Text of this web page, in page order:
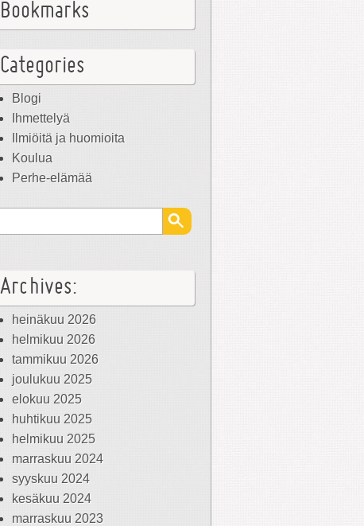
Bookmarks
Categories
Blogi
Ihmettelyä
Ilmiöitä ja huomioita
Koulua
Perhe-elämää
Archives:
heinäkuu 2026
helmikuu 2026
tammikuu 2026
joulukuu 2025
elokuu 2025
huhtikuu 2025
helmikuu 2025
marraskuu 2024
syyskuu 2024
kesäkuu 2024
marraskuu 2023